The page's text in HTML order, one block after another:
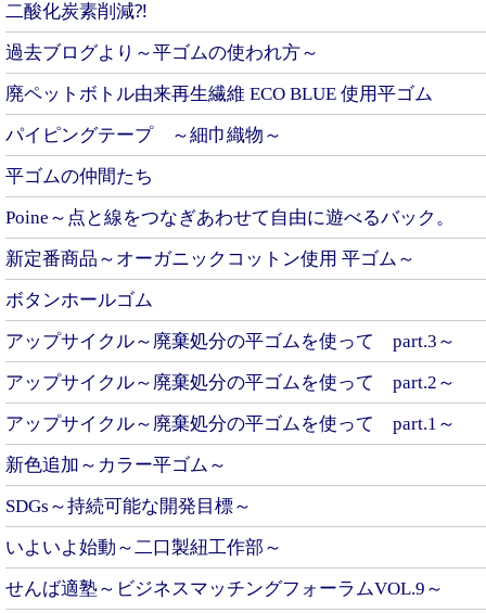
二酸化炭素削減⁈
過去ブログより～平ゴムの使われ方～
廃ペットボトル由来再生繊維 ECO BLUE 使用平ゴム
パイピングテープ ～細巾織物～
平ゴムの仲間たち
Poine～点と線をつなぎあわせて自由に遊べるバック。
新定番商品～オーガニックコットン使用 平ゴム～
ボタンホールゴム
アップサイクル～廃棄処分の平ゴムを使って part.3～
アップサイクル～廃棄処分の平ゴムを使って part.2～
アップサイクル～廃棄処分の平ゴムを使って part.1～
新色追加～カラー平ゴム～
SDGs～持続可能な開発目標～
いよいよ始動～二口製紐工作部～
せんば適塾～ビジネスマッチングフォーラムVOL.9～